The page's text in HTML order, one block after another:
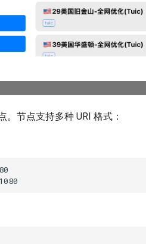
节点支持多种 URI 格式：